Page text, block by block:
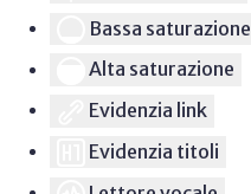
Bassa saturazione
Alta saturazione
Evidenzia link
Evidenzia titoli